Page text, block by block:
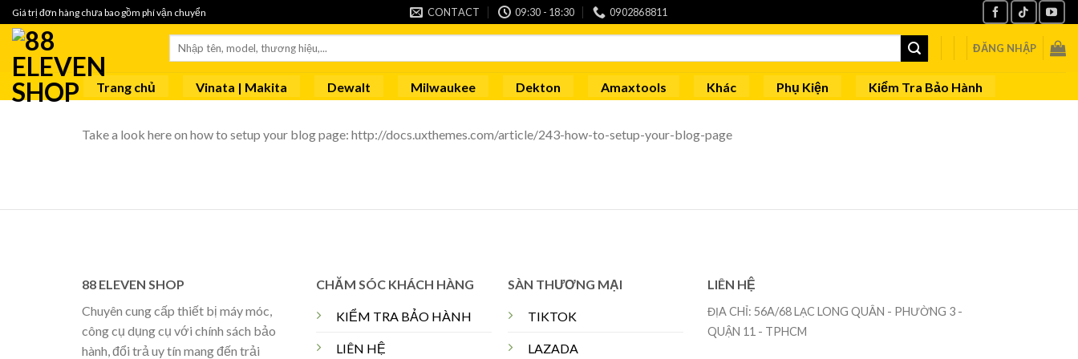
Skip
to
content
Giá trị đơn hàng chưa bao gồm phí vận chuyển CONTACT 09:30 - 18:30 0902868811
Tìm
ĐĂNG NHẬP
Trang chủ Vinata | Makita Dewalt Milwaukee Dekton Amaxtools Khác Phụ Kiện Kiểm Tra Bảo Hành
Take a look here on how to setup your blog page: http://docs.uxthemes.com/article/243-how-to-setup-your-blog-page
88 ELEVEN SHOP
Chuyên cung cấp thiết bị máy móc,
công cụ dụng cụ với chính sách bảo
hành, đổi trả uy tín mang đến trải
CHĂM SÓC KHÁCH HÀNG
KIỂM TRA BẢO HÀNH
LIÊN HỆ
SÀN THƯƠNG MẠI
TIKTOK
LAZADA
LIÊN HỆ
ĐỊA CHỈ: 56A/68 LẠC LONG QUÂN - PHƯỜNG 3 -
QUẬN 11 - TPHCM